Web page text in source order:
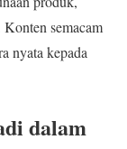
semacam
nyata kepada
dalam